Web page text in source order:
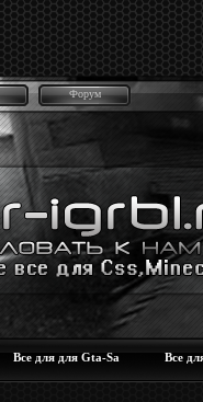
Форум
Все для для Gta-Sa Все